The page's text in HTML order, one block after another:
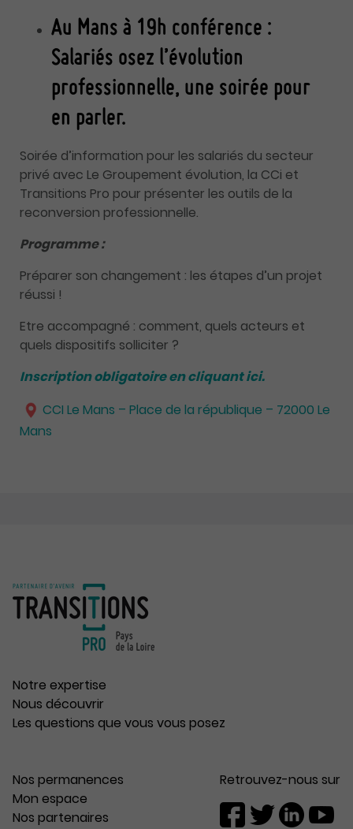
Au Mans à 19h conférence :
Salariés osez l’évolution
professionnelle, une soirée pour
en parler.
Soirée d’information pour les salariés du secteur
privé avec Le Groupement évolution, la CCi et
Transitions Pro pour présenter les outils de la
reconversion professionnelle.
Programme :
Préparer son changement : les étapes d’un projet
réussi !
Etre accompagné : comment, quels acteurs et
quels dispositifs solliciter ?
Inscription obligatoire en cliquant ici.
CCI Le Mans – Place de la république – 72000 Le
Mans
Notre expertise
Nous découvrir
Les questions que vous vous posez
Nos permanences
Mon espace
Nos partenaires
Retrouvez-nous sur